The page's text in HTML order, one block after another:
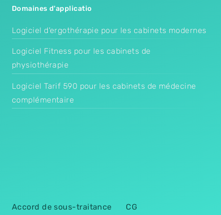
Domaines d'applicatio
Logiciel d'ergothérapie pour les cabinets modernes
Logiciel Fitness pour les cabinets de
physiothérapie
Logiciel Tarif 590 pour les cabinets de médecine
complémentaire
Accord de sous-traitance
CG